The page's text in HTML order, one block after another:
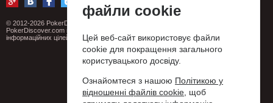
© 2012-2026 PokerDiscover.com. Всі права захищені.
PokerDiscover.com не є організатором ігор. Сайт призначений виключно для
інформаційних цілей. 18+
файли cookie
Цей веб-сайт використовує файли
cookie для покращення загального
користувацького досвіду.
Ознайомтеся з нашою Політикою у
відношенні файлів cookie, щоб